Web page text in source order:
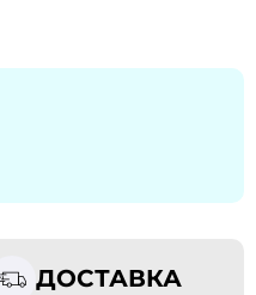
ДОСТАВКА